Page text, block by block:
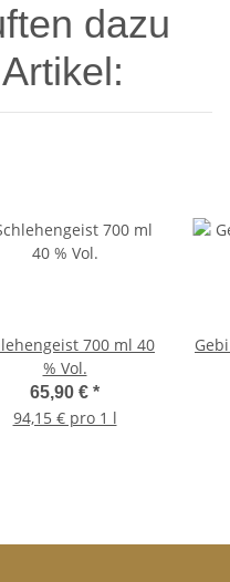
dazu
700 ml 40
% Vol.
65,90 € *
94,15 € pro 1 l